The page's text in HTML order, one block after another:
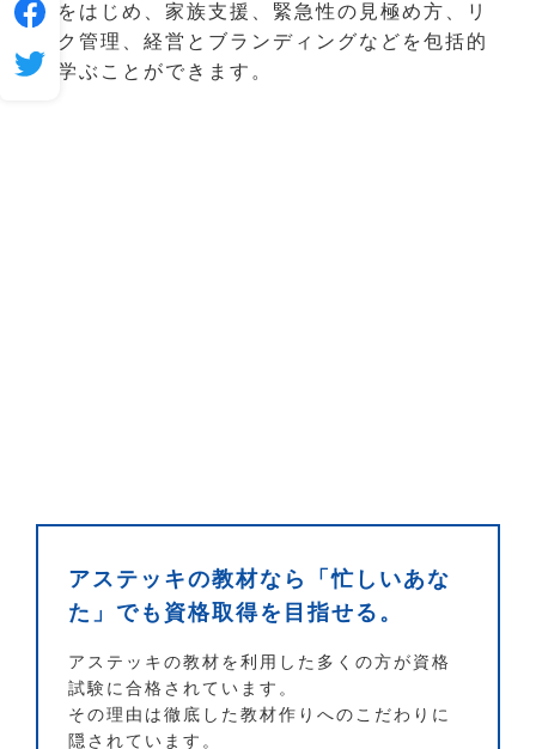
識をはじめ、家族支援、緊急性の見極め方、リ
スク管理、経営とブランディングなどを包括的
に学ぶことができます。
アステッキの教材なら「忙しいあな
た」でも資格取得を目指せる。
アステッキの教材を利用した多くの方が資格
試験に合格されています。
その理由は徹底した教材作りへのこだわりに
隠されています。